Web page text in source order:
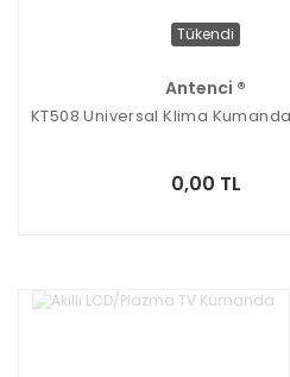
Tükendi
Antenci ®
KT508 Universal Klima
0,00 TL